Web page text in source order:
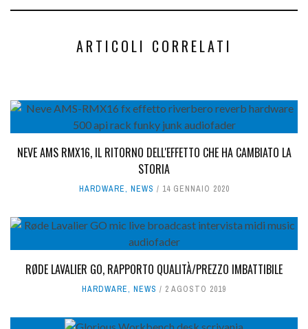
ARTICOLI CORRELATI
NEVE AMS RMX16, IL RITORNO DELL'EFFETTO CHE HA CAMBIATO LA
STORIA
HARDWARE, NEWS 14 GENNAIO 2020
RØDE LAVALIER GO, RAPPORTO QUALITÀ/PREZZO IMBATTIBILE
HARDWARE, NEWS 2 AGOSTO 2019